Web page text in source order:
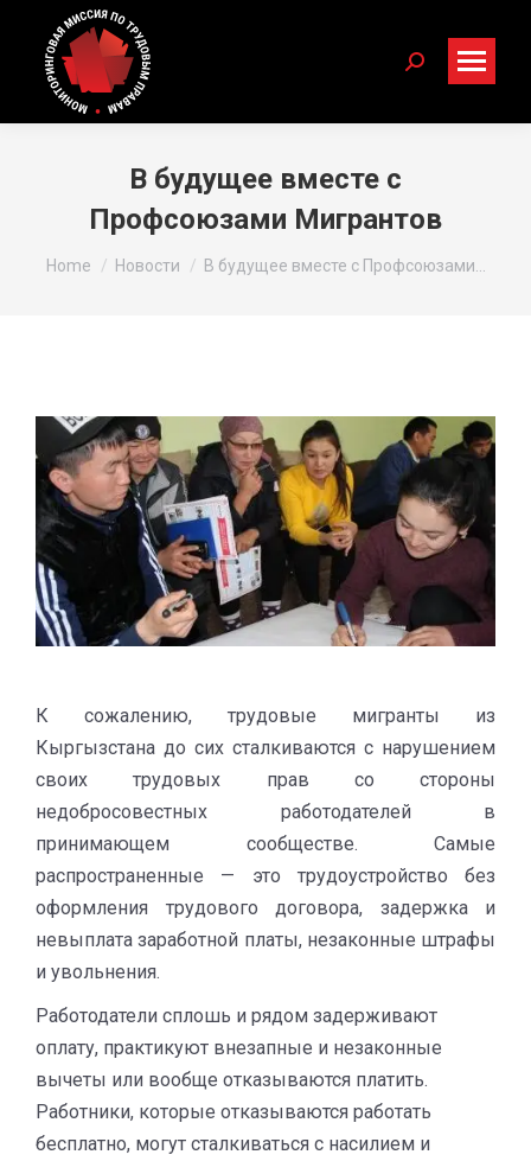
Search:
В будущее вместе с
Профсоюзами Мигрантов
You are here:
Home Новости В будущее вместе с Профсоюзами…
К сожалению, трудовые мигранты из
Кыргызстана до сих сталкиваются с нарушением
своих трудовых прав со стороны
недобросовестных работодателей в
принимающем сообществе. Самые
распространенные — это трудоустройство без
оформления трудового договора, задержка и
невыплата заработной платы, незаконные штрафы
и увольнения.
Работодатели сплошь и рядом задерживают
оплату, практикуют внезапные и незаконные
вычеты или вообще отказываются платить.
Работники, которые отказываются работать
бесплатно, могут сталкиваться с насилием и